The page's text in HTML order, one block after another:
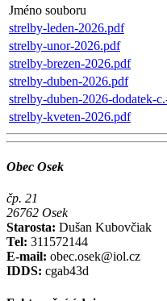
Jméno souboru
strelby-leden-2026.pdf
strelby-unor-2026.pdf
strelby-brezen-2026.pdf
strelby-duben-2026.pdf
strelby-duben-2026-dodatek-
strelby-kveten-2026.pdf
Obec Osek
čp. 21
26762 Osek
Starosta: Dušan Kubovčiak
Tel: 311572144
E-mail: obec.osek@iol.cz
IDDS: cgab43d